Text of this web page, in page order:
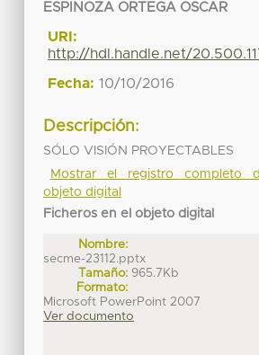
ESPINOZA ORTEGA OSCAR
URI:
http://hdl.handle.net/
Fecha: 10/10/2016
Descripción:
SÓLO VISIÓN PROYECTABLES
Mostrar el registro completo
objeto digital
Ficheros en el objeto digital
Nombre:
secme-23112.pptx
Tamaño: 965.7Kb
Formato:
Microsoft PowerPoint 2007
Ver documento